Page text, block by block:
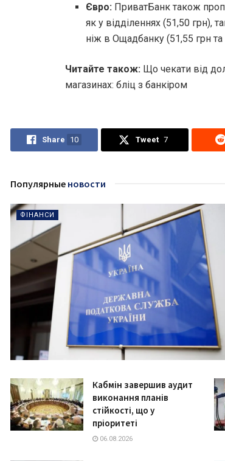
Євро: ПриватБанк також
як у відділеннях (51,50 грн),
ніж в Ощадбанку (51,55 грн та
Читайте також: Що чекати від
магазинах: бліц з банкіром
Share 10 Tweet 7
Популярные новости
ФІНАНСИ
Кабмін завершив аудит
виконання планів
стійкості, що у
пріоритеті
06.08.2026